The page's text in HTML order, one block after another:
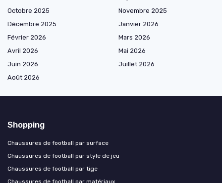
Octobre 2025
Novembre 2025
Décembre 2025
Janvier 2026
Février 2026
Mars 2026
Avril 2026
Mai 2026
Juin 2026
Juillet 2026
Août 2026
Shopping
Chaussures de football par surface
Chaussures de football par style de jeu
Chaussures de football par tige
Chaussures de football par matériaux